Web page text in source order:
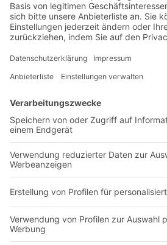
Exklusive Rabatte
Neuheiten
Lösungen
Intralogistiklösungen
Behältersysteme
Regalsysteme
Transportsysteme
Beratung &
Kontaktformular
UnternehmenFollow us